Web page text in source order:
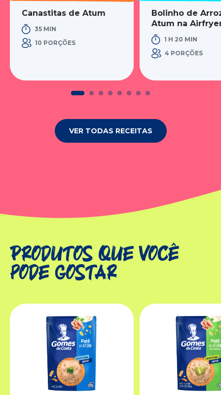
Canastitas de Atum
35 MIN
10 PORÇÕES
Bolinho de
Atum na
1 H 20 MIN
4 PORÇÕES
VER TODAS RECEITAS
Produtos que você
pode gostar